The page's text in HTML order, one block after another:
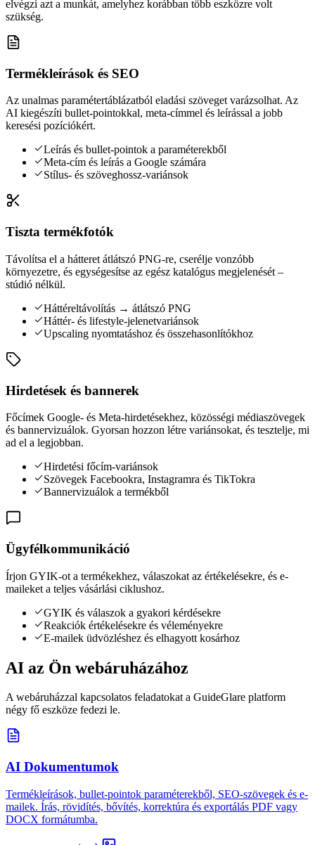
elvégzi azt a munkát, amelyhez korábban több eszközre volt
szükség.
Termékleírások és SEO
Az unalmas paramétertáblázatból eladási szöveget varázsolhat. Az
AI kiegészíti bullet-pointokkal, meta-címmel és leírással a jobb
keresési pozíciókért.
Leírás és bullet-pointok a paraméterekből
Meta-cím és leírás a Google számára
Stílus- és szöveghossz-variánsok
Tiszta termékfotók
Távolítsa el a hátteret átlátszó PNG-re, cserélje vonzóbb
környezetre, és egységesítse az egész katalógus megjelenését –
stúdió nélkül.
Háttéreltávolítás → átlátszó PNG
Háttér- és lifestyle-jelenetvariánsok
Upscaling nyomtatáshoz és összehasonlítókhoz
Hirdetések és bannerek
Főcímek Google- és Meta-hirdetésekhez, közösségi médiaszövegek
és bannervizuálok. Gyorsan hozzon létre variánsokat, és tesztelje, mi
ad el a legjobban.
Hirdetési főcím-variánsok
Szövegek Facebookra, Instagramra és TikTokra
Bannervizuálok a termékből
Ügyfélkommunikáció
Írjon GYIK-ot a termékekhez, válaszokat az értékelésekre, és e-
maileket a teljes vásárlási ciklushoz.
GYIK és válaszok a gyakori kérdésekre
Reakciók értékelésekre és véleményekre
E-mailek üdvözléshez és elhagyott kosárhoz
AI az Ön webáruházához
A webáruházzal kapcsolatos feladatokat a GuideGlare platform
négy fő eszköze fedezi le.
AI Dokumentumok
Termékleírások, bullet-pointok paraméterekből, SEO-szövegek és e-
mailek. Írás, rövidítés, bővítés, korrektúra és exportálás PDF vagy
DOCX formátumba.